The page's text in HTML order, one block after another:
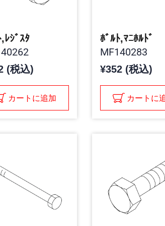
ﾚｼﾞｽﾀ
(税込)
カートに追加
ﾎﾞﾙﾄ,ﾏﾆﾎﾙﾄﾞ
MF140283
¥352 (税込)
カートに